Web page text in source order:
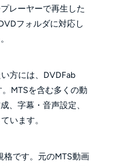
レーヤーで再生した
フォルダに対応し
方には、DVDFab
MTSを含む多くの動
、字幕・音声設定、
います。
です。元のMTS動画